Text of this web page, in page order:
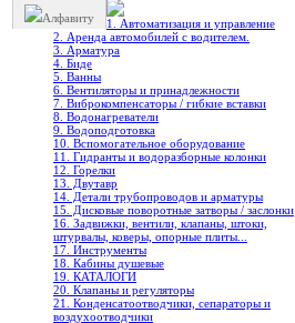
Алфавиту
1. Автоматизация и управление
2. Аренда автомобилей с водителем.
3. Арматура
4. Биде
5. Ванны
6. Вентиляторы и принадлежности
7. Виброкомпенсаторы / гибкие вставки
8. Водонагреватели
9. Водоподготовка
10. Вспомогательное оборудование
11. Гидранты и водоразборные колонки
12. Горелки
13. Двутавр
14. Детали трубопроводов и арматуры
15. Дисковые поворотные затворы / заслонки
16. Задвижки, вентили, клапаны, штоки,
штурвалы, коверы, опорные плиты...
17. Инструменты
18. Кабины душевые
19. КАТАЛОГИ
20. Клапаны и регуляторы
21. Конденсатоотводчики, сепараторы и
воздухоотводчики